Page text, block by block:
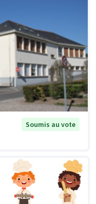
Soumis au vote